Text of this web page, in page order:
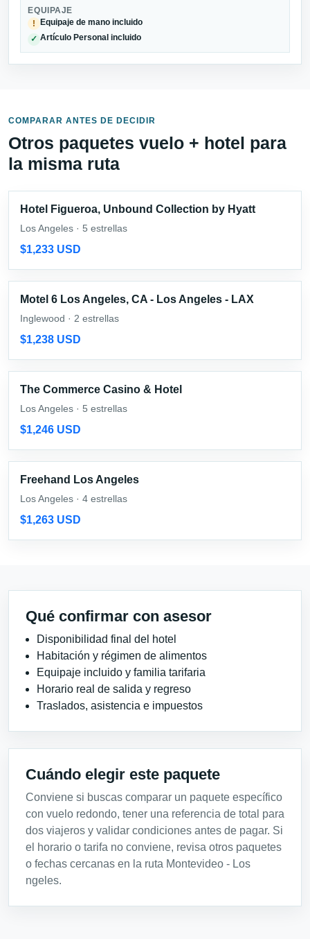
EQUIPAJE
!
Equipaje de mano incluido
✓ Artículo Personal incluido
COMPARAR ANTES DE DECIDIR
Otros paquetes vuelo + hotel para
la misma ruta
Hotel Figueroa, Unbound Collection by Hyatt
Los Angeles · 5 estrellas
$1,233 USD
Motel 6 Los Angeles, CA - Los Angeles - LAX
Inglewood · 2 estrellas
$1,238 USD
The Commerce Casino & Hotel
Los Angeles · 5 estrellas
$1,246 USD
Freehand Los Angeles
Los Angeles · 4 estrellas
$1,263 USD
Qué confirmar con asesor
Disponibilidad final del hotel
Habitación y régimen de alimentos
Equipaje incluido y familia tarifaria
Horario real de salida y regreso
Traslados, asistencia e impuestos
Cuándo elegir este paquete
Conviene si buscas comparar un paquete específico
con vuelo redondo, tener una referencia de total para
dos viajeros y validar condiciones antes de pagar. Si
el horario o tarifa no conviene, revisa otros paquetes
o fechas cercanas en la ruta Montevideo - Los
ngeles.